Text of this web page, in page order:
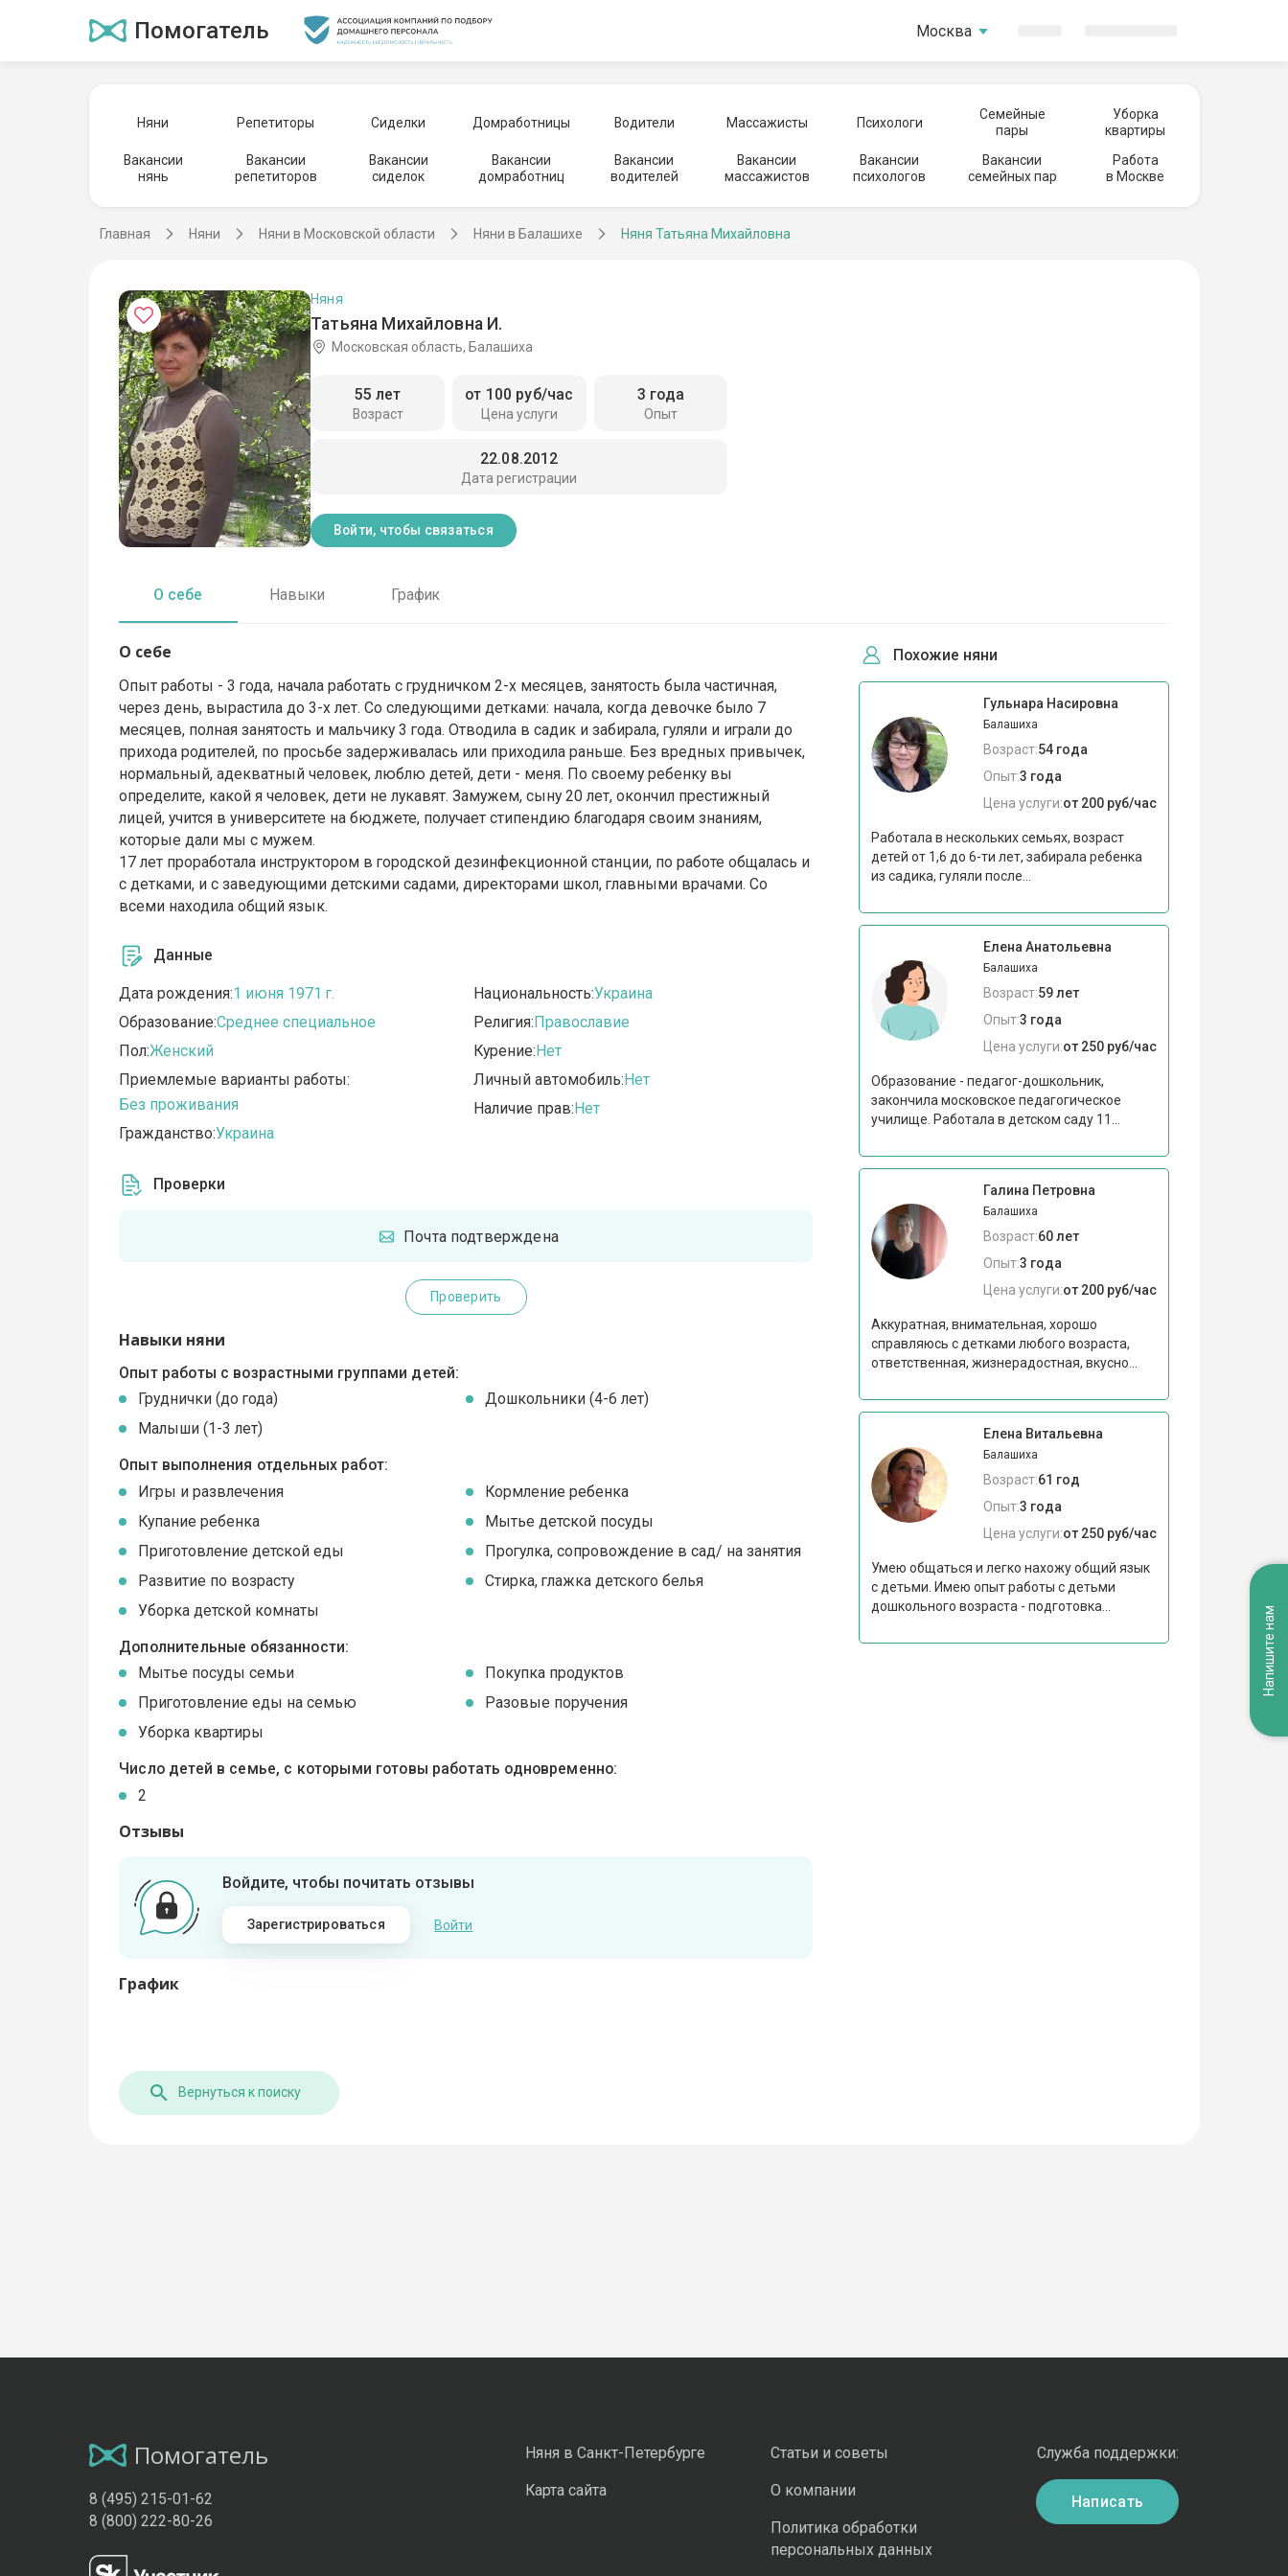
Помогатель Москва
Няни Репетиторы Сиделки Домработницы Водители Массажисты Психологи
Семейные
пары
Уборка
квартиры
Вакансии
нянь
Вакансии
репетиторов
Вакансии
сиделок
Вакансии
домработниц
Вакансии
водителей
Вакансии
массажистов
Вакансии
психологов
Вакансии
семейных пар
Работа
в Москве
Главная Няни Няни в Московской области Няни в Балашихе Няня Татьяна Михайловна
Татьяна Михайловна И.
Няня
Московская область, Балашиха
Возраст
55 лет
Цена услуги
от 100 руб/час
Опыт
3 года
Дата регистрации
22.08.2012
Войти, чтобы связаться
О себе Навыки График
О себе
Опыт работы - 3 года, начала работать с грудничком 2-х месяцев, занятость была частичная,
через день, вырастила до 3-х лет. Со следующими детками: начала, когда девочке было 7
месяцев, полная занятость и мальчику 3 года. Отводила в садик и забирала, гуляли и играли до
прихода родителей, по просьбе задерживалась или приходила раньше. Без вредных привычек,
нормальный, адекватный человек, люблю детей, дети - меня. По своему ребенку вы
определите, какой я человек, дети не лукавят. Замужем, сыну 20 лет, окончил престижный
лицей, учится в университете на бюджете, получает стипендию благодаря своим знаниям,
которые дали мы с мужем.
17 лет проработала инструктором в городской дезинфекционной станции, по работе общалась и
с детками, и с заведующими детскими садами, директорами школ, главными врачами. Со
всеми находила общий язык.
Данные
Дата рождения:1 июня 1971 г.
Образование:Среднее специальное
Пол:Женский
Приемлемые варианты работы:
Без проживания
Гражданство:Украина
Национальность:Украина
Религия:Православие
Курение:Нет
Личный автомобиль:Нет
Наличие прав:Нет
Проверки
Почта подтверждена
Проверить
Навыки няни
Опыт работы с возрастными группами детей:
Груднички (до года)
Дошкольники (4-6 лет)
Малыши (1-3 лет)
Опыт выполнения отдельных работ:
Игры и развлечения
Кормление ребенка
Купание ребенка
Мытье детской посуды
Приготовление детской еды
Прогулка, сопровождение в сад/ на занятия
Развитие по возрасту
Стирка, глажка детского белья
Уборка детской комнаты
Дополнительные обязанности:
Мытье посуды семьи
Покупка продуктов
Приготовление еды на семью
Разовые поручения
Уборка квартиры
Число детей в семье, с которыми готовы работать одновременно:
2
Отзывы
Войдите, чтобы почитать отзывы
Зарегистрироваться Войти
График
Похожие няни
Гульнара Насировна
Балашиха
Возраст:54 года
Опыт:3 года
Цена услуги:от 200 руб/час
Работала в нескольких семьях, возраст
детей от 1,6 до 6-ти лет, забирала ребенка
из садика, гуляли после...
Елена Анатольевна
Балашиха
Возраст:59 лет
Опыт:3 года
Цена услуги:от 250 руб/час
Образование - педагог-дошкольник,
закончила московское педагогическое
училище. Работала в детском саду 11...
Галина Петровна
Балашиха
Возраст:60 лет
Опыт:3 года
Цена услуги:от 200 руб/час
Аккуратная, внимательная, хорошо
справляюсь с детками любого возраста,
ответственная, жизнерадостная, вкусно...
Елена Витальевна
Балашиха
Возраст:61 год
Опыт:3 года
Цена услуги:от 250 руб/час
Умею общаться и легко нахожу общий язык
с детьми. Имею опыт работы с детьми
дошкольного возраста - подготовка...
Вернуться к поиску
Помогатель
8 (495) 215-01-62
8 (800) 222-80-26
Няня в Санкт-Петербурге
Карта сайта
Статьи и советы
О компании
Политика обработки
персональных данных
Служба поддержки:
Написать
Напишите нам